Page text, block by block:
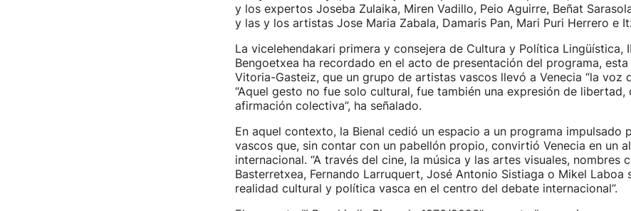
y los expertos Joseba Zulaika, Miren Vadillo, Peio Aguirre, Beñat
y las y los artistas Jose Maria Zabala, Damaris Pan, Mari Puri Herrero e
La vicelehendakari primera y consejera de Cultura y Política Lingüística,
Bengoetxea ha recordado en el acto de presentación del programa, esta
Vitoria-Gasteiz, que un grupo de artistas vascos llevó a Venecia “la voz
“Aquel gesto no fue solo cultural, fue también una expresión de libertad,
afirmación colectiva”, ha señalado.
En aquel contexto, la Bienal cedió un espacio a un programa impulsado
vascos que, sin contar con un pabellón propio, convirtió Venecia en un
internacional. “A través del cine, la música y las artes visuales, nombres
Basterretxea, Fernando Larruquert, José Antonio Sistiaga o Mikel Laboa
realidad cultural y política vasca en el centro del debate internacional”.